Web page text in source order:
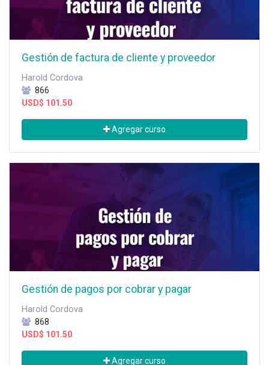
Gestión de factura de cliente y proveedor
Harold Cordova
866
USD$ 101.50
Agregar curso
Gestión de pagos por cobrar y pagar
Harold Cordova
868
USD$ 101.50
Agregar curso